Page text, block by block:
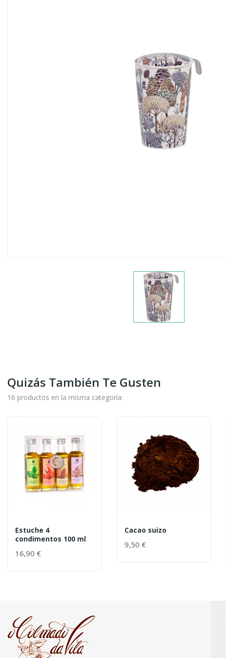
Quizás También Te Gusten
16 productos en la misma categoría:
Estuche 4
condimentos 100 ml
16,90 €
Cacao suizo
9,50 €